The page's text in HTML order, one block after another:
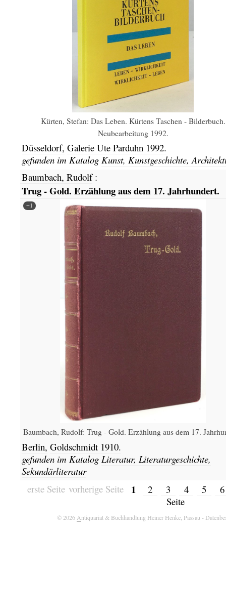
Kürten, Stefan: Das Leben. Kürtens Taschen - Bilderbuch.
Neubearbeitung 1992.
Düsseldorf, Galerie Ute Parduhn 1992.
gefunden im Katalog Kunst, Kunstgeschichte,
Baumbach, Rudolf:
Trug - Gold. Erzählung aus dem 17. Jahrhundert.
+1
Baumbach, Rudolf: Trug - Gold. Erzählung aus dem 17.
Berlin, Goldschmidt 1910.
gefunden im Katalog Literatur, Literaturgeschichte,
Sekundärliteratur
erste Seite vorherige Seite 1 2 3 4 5
Seite
© 2026 Antiquariat & Buchhandlung Heiner Henke, Passau -